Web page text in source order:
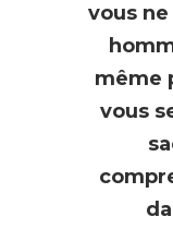
vous
même
vous